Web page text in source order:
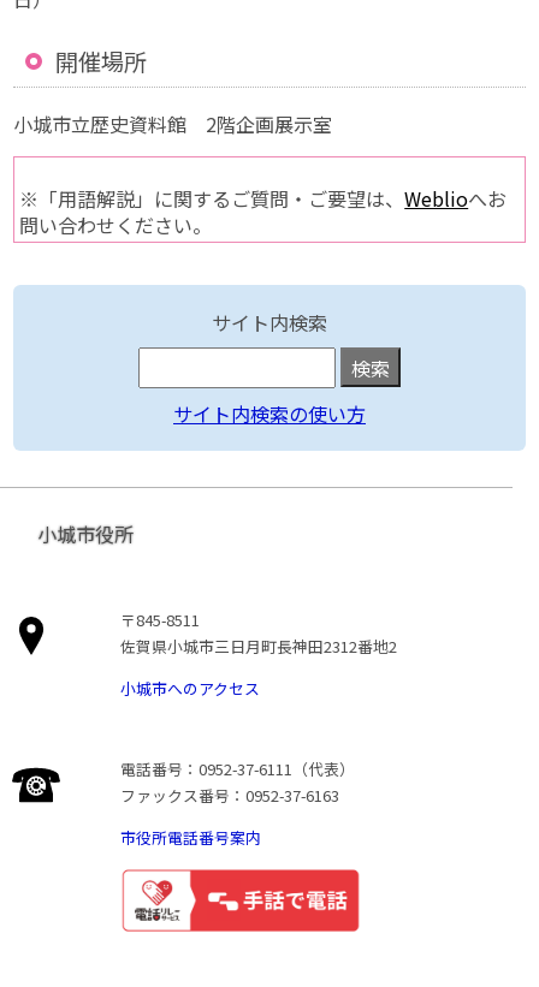
開催場所
小城市立歴史資料館 2階企画展示室
※「用語解説」に関するご質問・ご要望は、Weblioへお
問い合わせください。
サイト内検索
サイト内検索の使い方
小城市役所
〒845-8511
佐賀県小城市三日月町長神田2312番地2
小城市へのアクセス
電話番号：0952-37-6111（代表）
ファックス番号：0952-37-6163
市役所電話番号案内